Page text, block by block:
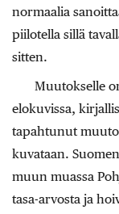
normaalia
piilotella sillä
sitten.
Muutokselle
elokuvissa,
tapahtunut
kuvataan.
muun muassa
tasa-arvosta ja